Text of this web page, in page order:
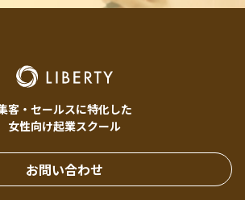
客・セールスに特化した
女性向け起業スクール
お問い合わせ